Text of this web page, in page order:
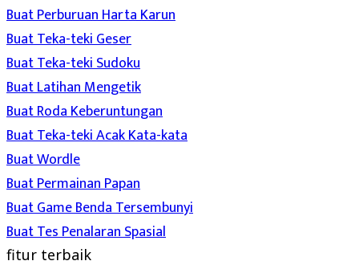
Buat Perburuan Harta Karun
Buat Teka-teki Geser
Buat Teka-teki Sudoku
Buat Latihan Mengetik
Buat Roda Keberuntungan
Buat Teka-teki Acak Kata-kata
Buat Wordle
Buat Permainan Papan
Buat Game Benda Tersembunyi
Buat Tes Penalaran Spasial
fitur terbaik